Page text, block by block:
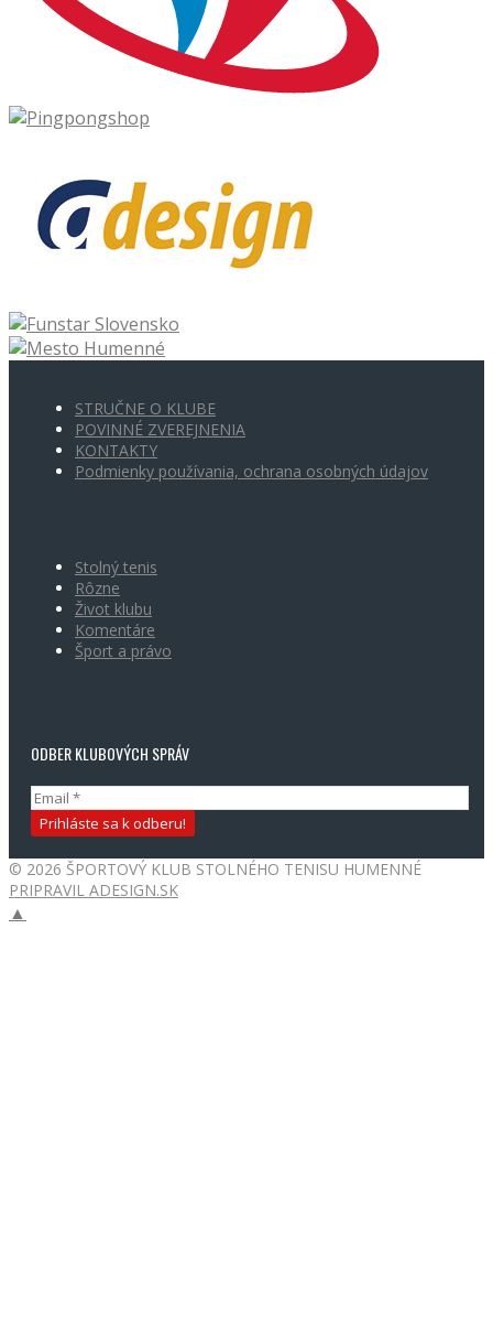
STRUČNE O KLUBE
POVINNÉ ZVEREJNENIA
KONTAKTY
Podmienky používania, ochrana osobných údajov
Stolný tenis
Rôzne
Život klubu
Komentáre
Šport a právo
ODBER KLUBOVÝCH SPRÁV
© 2026 ŠPORTOVÝ KLUB STOLNÉHO TENISU HUMENNÉ
PRIPRAVIL ADESIGN.SK
▲